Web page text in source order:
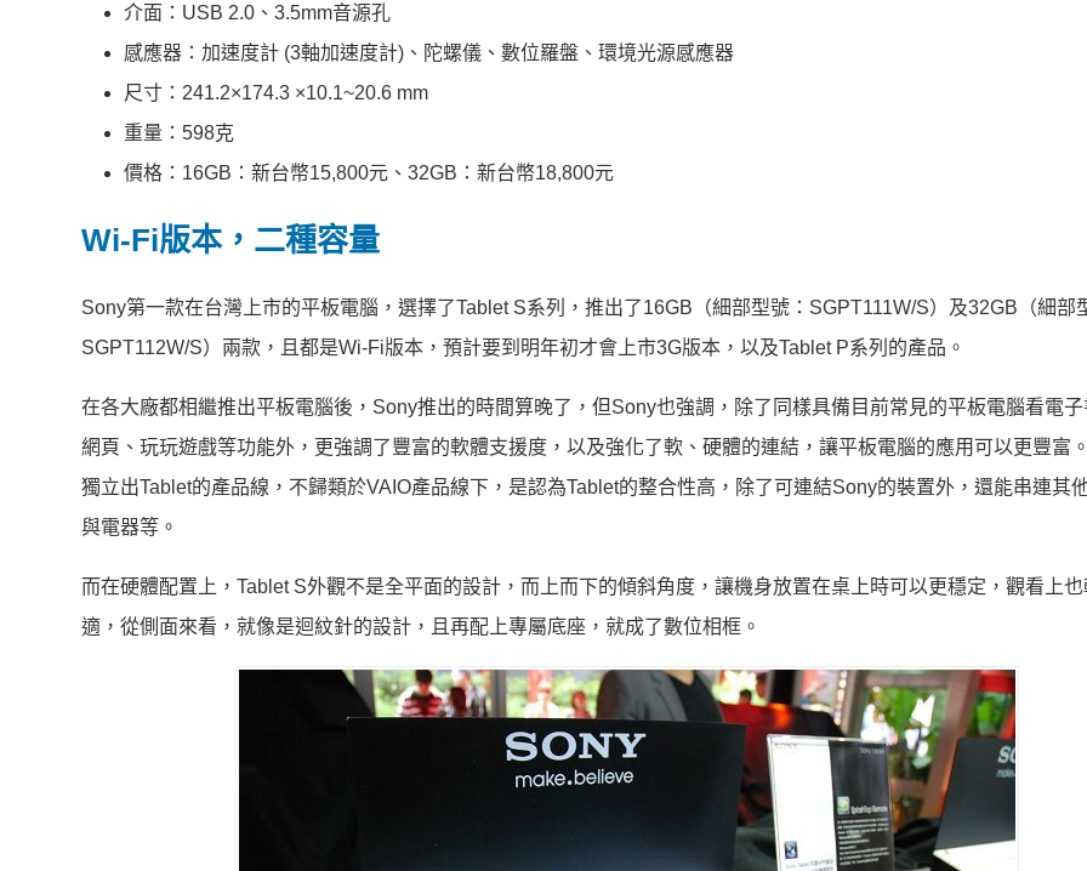
介面：USB 2.0、3.5mm音源孔
感應器：加速度計 (3軸加速度計)、陀螺儀、數位羅盤、環境光源感應器
尺寸：241.2×174.3 ×10.1~20.6 mm
重量：598克
價格：16GB：新台幣15,800元、32GB：新台幣18,800元
Wi-Fi版本，二種容量
Sony第一款在台灣上市的平板電腦，選擇了Tablet S系列，推出了16GB（細部型號：SGPT111W/S）及32GB（細部
SGPT112W/S）兩款，且都是Wi-Fi版本，預計要到明年初才會上市3G版本，以及Tablet P系列的產品。
在各大廠都相繼推出平板電腦後，Sony推出的時間算晚了，但Sony也強調，除了同樣具備目前常見的平板電腦看電
網頁、玩玩遊戲等功能外，更強調了豐富的軟體支援度，以及強化了軟、硬體的連結，讓平板電腦的應用可以更豐富
獨立出Tablet的產品線，不歸類於VAIO產品線下，是認為Tablet的整合性高，除了可連結Sony的裝置外，還能串連其
與電器等。
而在硬體配置上，Tablet S外觀不是全平面的設計，而上而下的傾斜角度，讓機身放置在桌上時可以更穩定，觀看上
適，從側面來看，就像是迴紋針的設計，且再配上專屬底座，就成了數位相框。